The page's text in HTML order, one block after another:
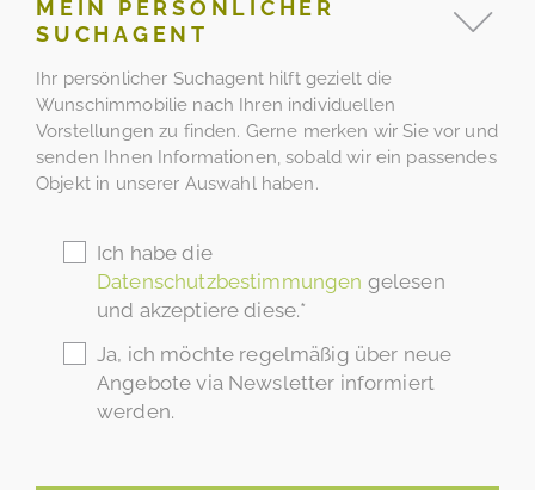
MEIN PERSÖNLICHER
SUCHAGENT
Ihr persönlicher Suchagent hilft gezielt die
Wunschimmobilie nach Ihren individuellen
Vorstellungen zu finden. Gerne merken wir Sie vor und
senden Ihnen Informationen, sobald wir ein passendes
Objekt in unserer Auswahl haben.
Ich habe die
Datenschutzbestimmungen gelesen
und akzeptiere diese.*
Ja, ich möchte regelmäßig über neue
Angebote via Newsletter informiert
werden.